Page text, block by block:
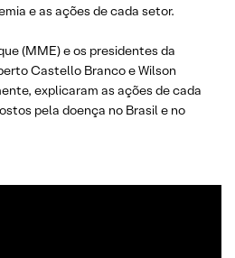
e as ações de cada setor.
(MME) e os presidentes da
Castello Branco e Wilson
explicaram as ações de cada
pela doença no Brasil e no